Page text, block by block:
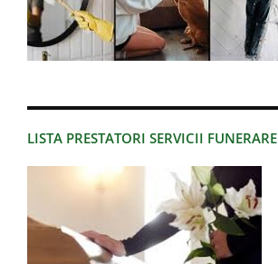
LISTA PRESTATORI SERVICII FUNERARE